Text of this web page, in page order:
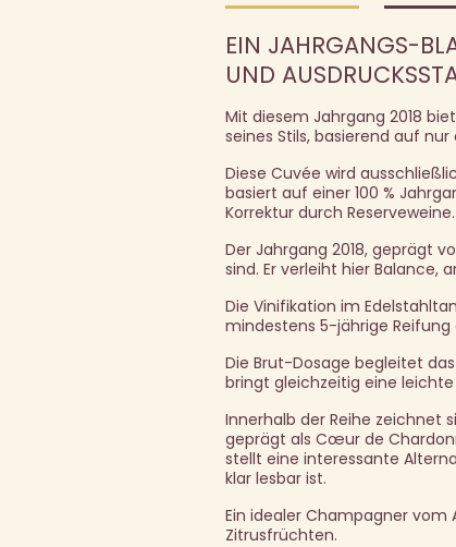
EIN JAHRGANGS-
UND
Mit diesem Jahrgang 2018
seines Stils, basierend auf
Diese Cuvée wird
basiert auf einer 100 %
Korrektur durch Reserveweine.
Der Jahrgang 2018, geprägt
sind. Er verleiht hier Balance,
Die Vinifikation im
mindestens 5-jährige
Die Brut-Dosage begleitet
bringt gleichzeitig eine
Innerhalb der Reihe zeichnet
geprägt als Cœur de
stellt eine interessante
klar lesbar ist.
Ein idealer Champagner vom
Zitrusfrüchten.